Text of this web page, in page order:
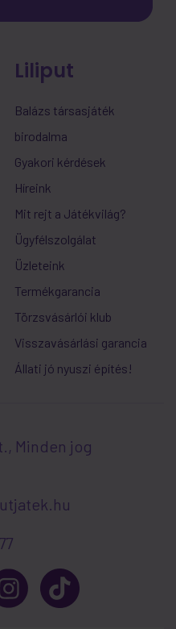
Liliput
Balázs társasjáték
birodalma
Gyakori kérdések
Híreink
Mit rejt a Játékvilág?
Ügyfélszolgálat
Üzleteink
Termékgarancia
Törzsvásárlói klub
Visszavásárlási garancia
Állati jó nyuszi építés!
Minden jog